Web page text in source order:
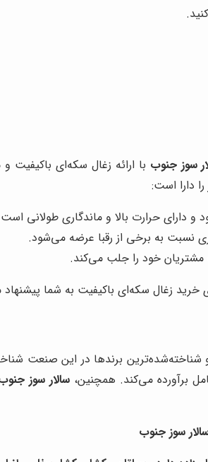
سوز جنوب با ارائه زغال سکه‌ای
دارا است:
دارای حرارت بالا و ماندگاری طولانی
نسبت به برخی از رقبا عرضه می‌شود.
خود را جلب می‌کند.
زغال سکه‌ای باکیفیت به شما
برندها در این صنعت
برآورده می‌کند. همچنین، سالار سوز
سوز جنوب